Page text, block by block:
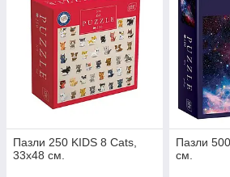
Пазли 250 KIDS 8 Cats,
33х48 см.
Пазли
см.